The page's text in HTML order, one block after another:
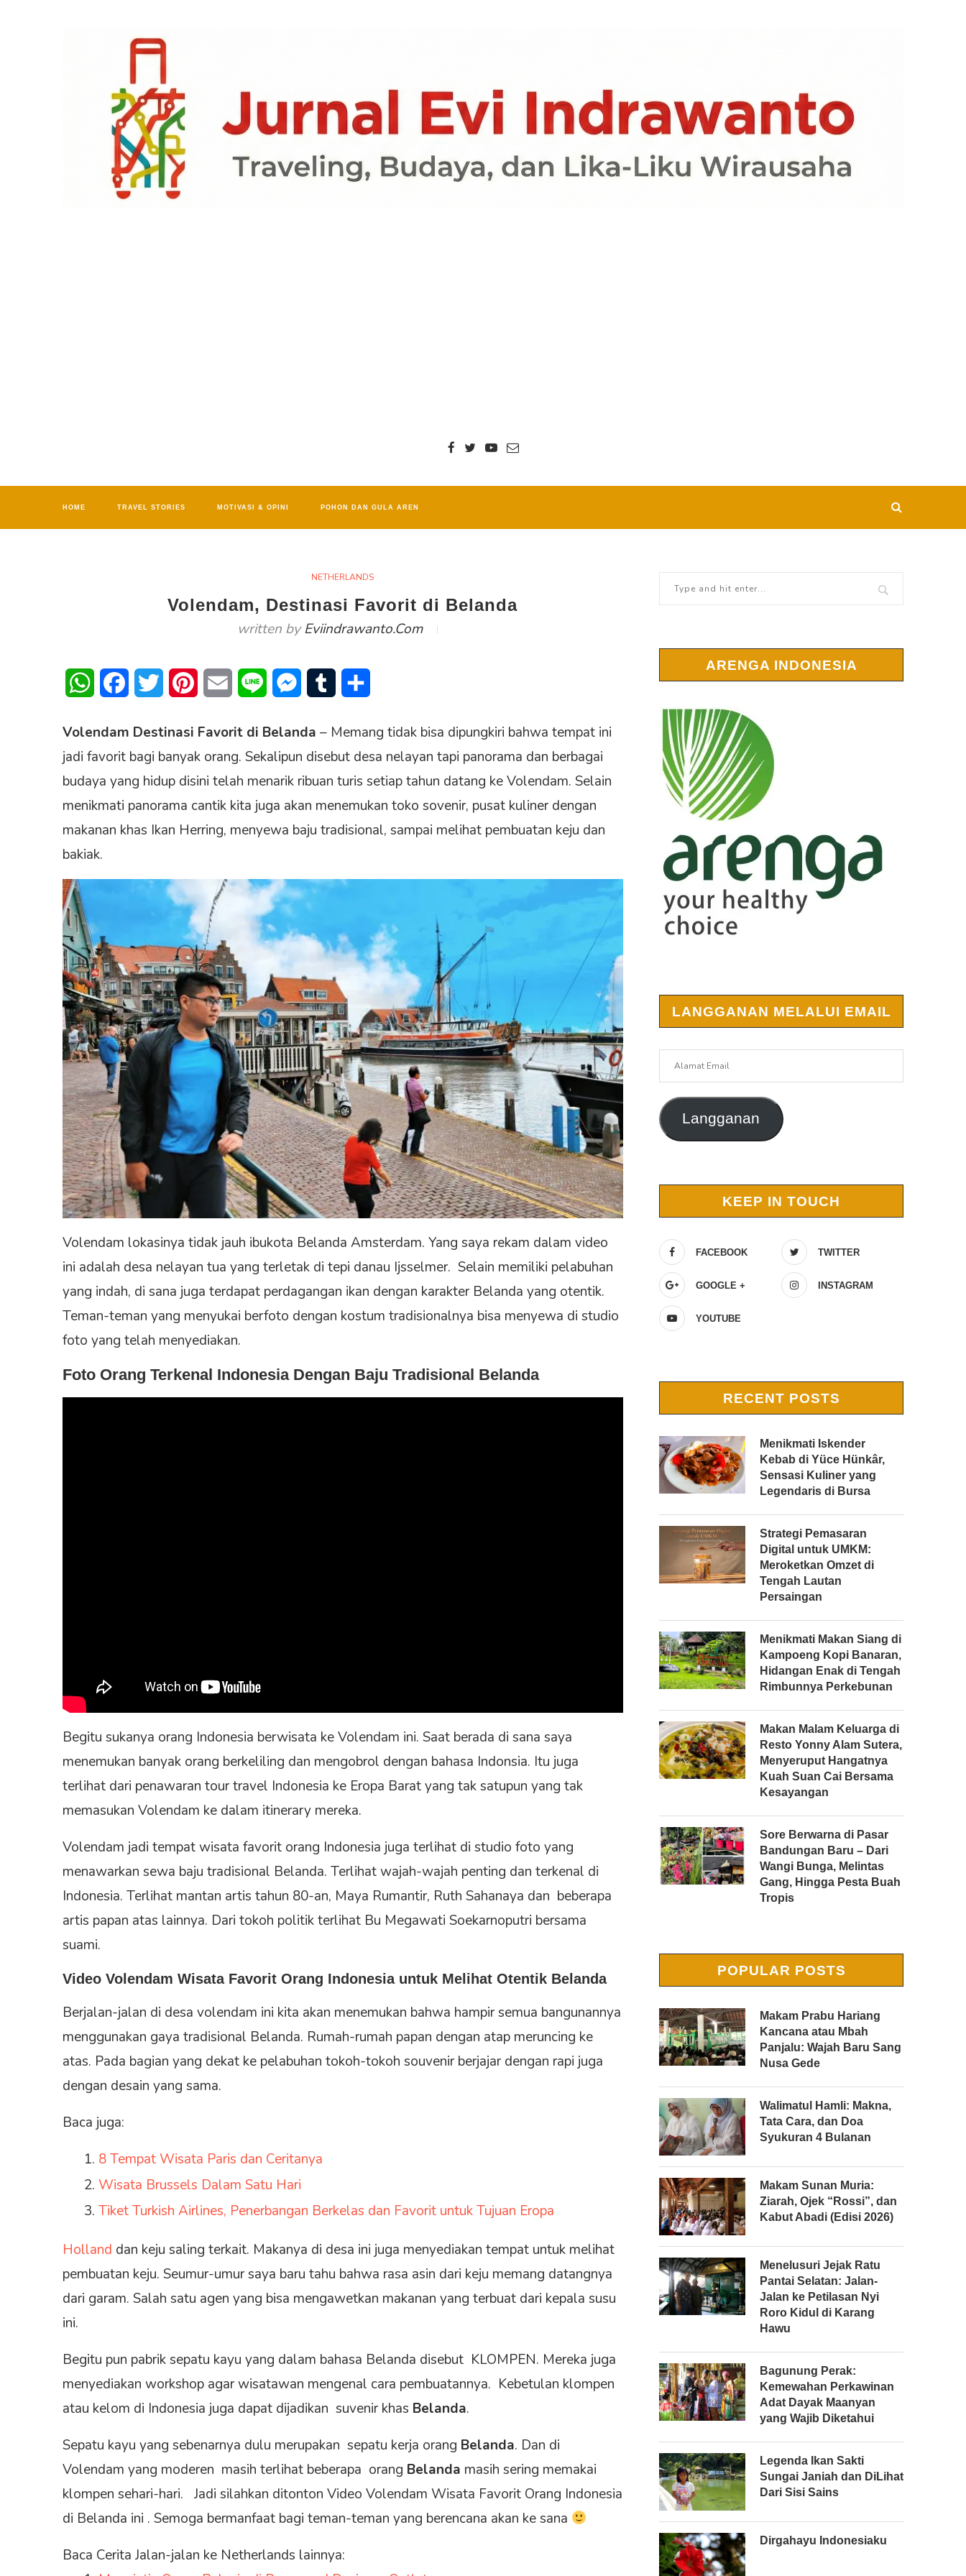
HOME TRAVEL STORIES MOTIVASI & OPINI POHON DAN GULA AREN
NETHERLANDS
Volendam, Destinasi Favorit di Belanda
written byEviindrawanto.com
WhatsAppFacebookTwitter PinterestEmail Line Messenger
Tumblr
Volendam Destinasi Favorit di Belanda – Memang tidak bisa dipungkiri bahwa tempat ini
jadi favorit bagi banyak orang. Sekalipun disebut desa nelayan tapi panorama dan berbagai
budaya yang hidup disini telah menarik ribuan turis setiap tahun datang ke Volendam. Selain
menikmati panorama cantik kita juga akan menemukan toko sovenir, pusat kuliner dengan
makanan khas Ikan Herring, menyewa baju tradisional, sampai melihat pembuatan keju dan
bakiak.
Volendam lokasinya tidak jauh ibukota Belanda Amsterdam. Yang saya rekam dalam video
ini adalah desa nelayan tua yang terletak di tepi danau Ijsselmer. Selain memiliki pelabuhan
yang indah, di sana juga terdapat perdagangan ikan dengan karakter Belanda yang otentik.
Teman-teman yang menyukai berfoto dengan kostum tradisionalnya bisa menyewa di studio
foto yang telah menyediakan.
Foto Orang Terkenal Indonesia Dengan Baju Tradisional Belanda
Begitu sukanya orang Indonesia berwisata ke Volendam ini. Saat berada di sana saya
menemukan banyak orang berkeliling dan mengobrol dengan bahasa Indonsia. Itu juga
terlihat dari penawaran tour travel Indonesia ke Eropa Barat yang tak satupun yang tak
memasukan Volendam ke dalam itinerary mereka.
Volendam jadi tempat wisata favorit orang Indonesia juga terlihat di studio foto yang
menawarkan sewa baju tradisional Belanda. Terlihat wajah-wajah penting dan terkenal di
Indonesia. Terlihat mantan artis tahun 80-an, Maya Rumantir, Ruth Sahanaya dan beberapa
artis papan atas lainnya. Dari tokoh politik terlihat Bu Megawati Soekarnoputri bersama
suami.
Video Volendam Wisata Favorit Orang Indonesia untuk Melihat Otentik Belanda
Berjalan-jalan di desa volendam ini kita akan menemukan bahwa hampir semua bangunannya
menggunakan gaya tradisional Belanda. Rumah-rumah papan dengan atap meruncing ke
atas. Pada bagian yang dekat ke pelabuhan tokoh-tokoh souvenir berjajar dengan rapi juga
dengan desain yang sama.
Baca juga:
8 Tempat Wisata Paris dan Ceritanya
Wisata Brussels Dalam Satu Hari
Tiket Turkish Airlines, Penerbangan Berkelas dan Favorit untuk Tujuan Eropa
Holland dan keju saling terkait. Makanya di desa ini juga menyediakan tempat untuk melihat
pembuatan keju. Seumur-umur saya baru tahu bahwa rasa asin dari keju memang datangnya
dari garam. Salah satu agen yang bisa mengawetkan makanan yang terbuat dari kepala susu
ini.
Begitu pun pabrik sepatu kayu yang dalam bahasa Belanda disebut KLOMPEN. Mereka juga
menyediakan workshop agar wisatawan mengenal cara pembuatannya. Kebetulan klompen
atau kelom di Indonesia juga dapat dijadikan suvenir khas Belanda.
Sepatu kayu yang sebenarnya dulu merupakan sepatu kerja orang Belanda. Dan di
Volendam yang moderen masih terlihat beberapa orang Belanda masih sering memakai
klompen sehari-hari. Jadi silahkan ditonton Video Volendam Wisata Favorit Orang Indonesia
di Belanda ini . Semoga bermanfaat bagi teman-teman yang berencana akan ke sana
Baca Cerita Jalan-jalan ke Netherlands lainnya:
ARENGA INDONESIA
LANGGANAN MELALUI EMAIL
Langganan
KEEP IN TOUCH
FACEBOOK TWITTER
GOOGLE + INSTAGRAM
YOUTUBE
RECENT POSTS
Menikmati Iskender
Kebab di Yüce Hünkâr,
Sensasi Kuliner yang
Legendaris di Bursa
Strategi Pemasaran
Digital untuk UMKM:
Meroketkan Omzet di
Tengah Lautan
Persaingan
Menikmati Makan Siang di
Kampoeng Kopi Banaran,
Hidangan Enak di Tengah
Rimbunnya Perkebunan
Makan Malam Keluarga di
Resto Yonny Alam Sutera,
Menyeruput Hangatnya
Kuah Suan Cai Bersama
Kesayangan
Sore Berwarna di Pasar
Bandungan Baru – Dari
Wangi Bunga, Melintas
Gang, Hingga Pesta Buah
Tropis
POPULAR POSTS
Makam Prabu Hariang
Kancana atau Mbah
Panjalu: Wajah Baru Sang
Nusa Gede
Walimatul Hamli: Makna,
Tata Cara, dan Doa
Syukuran 4 Bulanan
Makam Sunan Muria:
Ziarah, Ojek “Rossi”, dan
Kabut Abadi (Edisi 2026)
Menelusuri Jejak Ratu
Pantai Selatan: Jalan-
Jalan ke Petilasan Nyi
Roro Kidul di Karang
Hawu
Bagunung Perak:
Kemewahan Perkawinan
Adat Dayak Maanyan
yang Wajib Diketahui
Legenda Ikan Sakti
Sungai Janiah dan DiLihat
Dari Sisi Sains
Dirgahayu Indonesiaku